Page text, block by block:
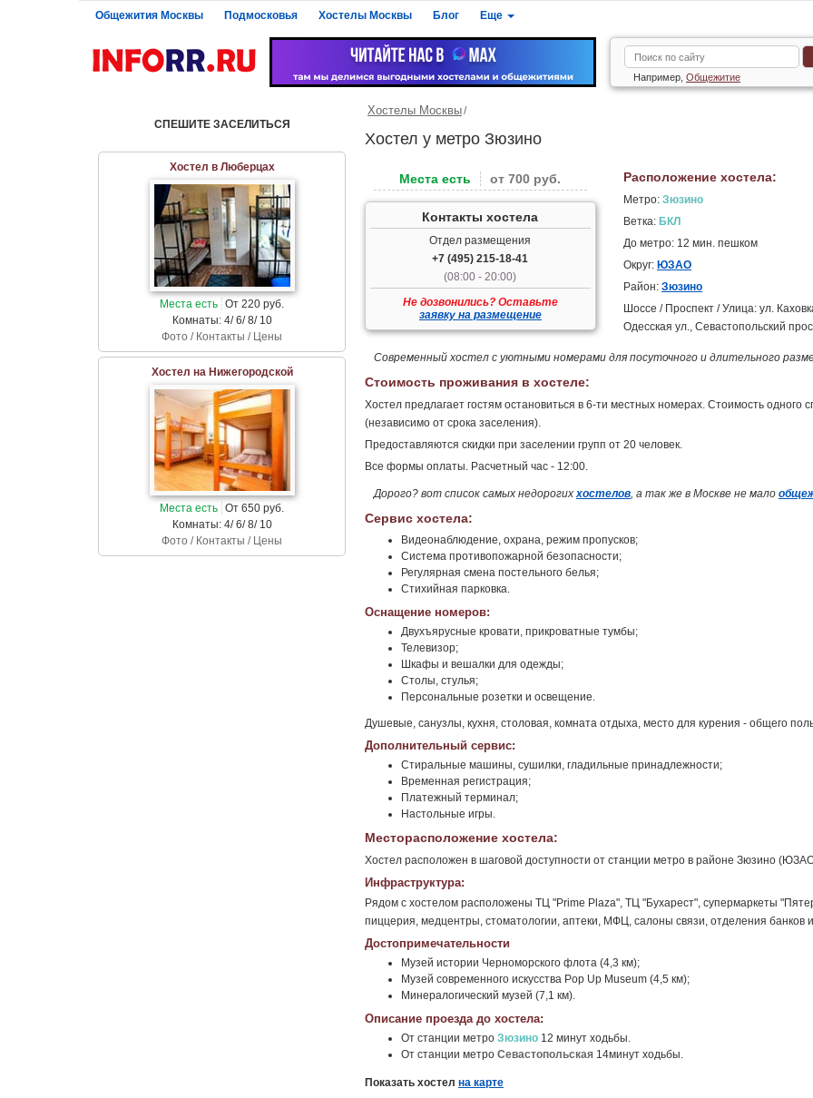
Общежития Москвы Подмосковья Хостелы Москвы Блог Еще
Например, Общежитие
СПЕШИТЕ ЗАСЕЛИТЬСЯ
Хостел в Люберцах
Места есть От 220 руб.
Комнаты: 4/ 6/ 8/ 10
Фото / Контакты / Цены
Хостел на Нижегородской
Места есть От 650 руб.
Комнаты: 4/ 6/ 8/ 10
Фото / Контакты / Цены
Хостелы Москвы
Хостел у метро Зюзино
Места есть от 700 руб.
Контакты хостела
Отдел размещения
+7 (495) 215-18-41
(08:00 - 20:00)
Не дозвонились? Оставьте
заявку на размещение
Расположение хостела:
Метро: Зюзино
Ветка: БКЛ
До метро: 12 мин. пешком
Округ: ЮЗАО
Район: Зюзино
Шоссе / Проспект / Улица: ул.
Одесская ул., Севастопольский
Современный хостел с уютными номерами для посуточного и длительного
Стоимость проживания в хостеле:
Хостел предлагает гостям остановиться в 6-ти местных номерах. Стоимость одного
(независимо от срока заселения).
Предоставляются скидки при заселении групп от 20 человек.
Все формы оплаты. Расчетный час - 12:00.
Дорого? вот список самых недорогиххостелов, а так же в Москве не мало
Сервис хостела:
Видеонаблюдение, охрана, режим пропусков;
Система противопожарной безопасности;
Регулярная смена постельного белья;
Стихийная парковка.
Оснащение номеров:
Двухъярусные кровати, прикроватные тумбы;
Телевизор;
Шкафы и вешалки для одежды;
Столы, стулья;
Персональные розетки и освещение.
Душевые, санузлы, кухня, столовая, комната отдыха, место для курения - общего
Дополнительный сервис:
Стиральные машины, сушилки, гладильные принадлежности;
Временная регистрация;
Платежный терминал;
Настольные игры.
Месторасположение хостела:
Хостел расположен в шаговой доступности от станции метро в районе Зюзино
Инфраструктура:
Рядом с хостелом расположены ТЦ "Prime Plaza", ТЦ "Бухарест", супермаркеты
пиццерия, медцентры, стоматологии, аптеки, МФЦ, салоны связи, отделения банков
Достопримечательности
Музей истории Черноморского флота (4,3 км);
Музей современного искусства Pop Up Museum (4,5 км);
Минералогический музей (7,1 км).
Описание проезда до хостела:
От станции метро Зюзино 12 минут ходьбы.
От станции метро Севастопольская 14минут ходьбы.
Показать хостел на карте